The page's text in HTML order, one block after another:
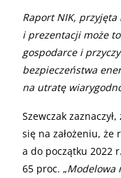
Raport NIK,
i prezentacji może
gospodarce i
bezpieczeństwa
na utratę
Szewczak
się na założeniu,
a do początku 2022
65 proc. „Modelowa